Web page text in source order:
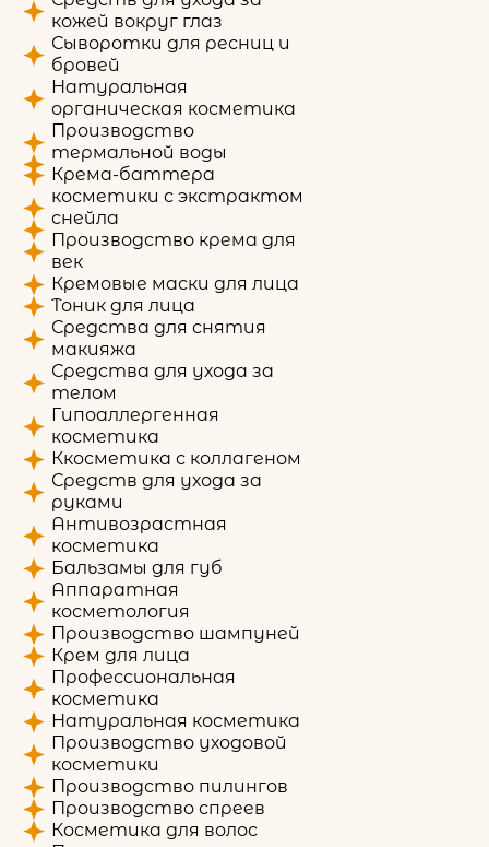
кожей вокруг глаз
Сыворотки для ресниц и
бровей
Натуральная
органическая косметика
Производство
термальной воды
Крема-баттера
косметики с экстрактом
снейла
Производство крема для
век
Кремовые маски для лица
Тоник для лица
Средства для снятия
макияжа
Средства для ухода за
телом
Гипоаллергенная
косметика
Ккосметика с коллагеном
Средств для ухода за
руками
Антивозрастная
косметика
Бальзамы для губ
Аппаратная
косметология
Производство шампуней
Крем для лица
Профессиональная
косметика
Натуральная косметика
Производство уходовой
косметики
Производство пилингов
Производство спреев
Косметика для волос